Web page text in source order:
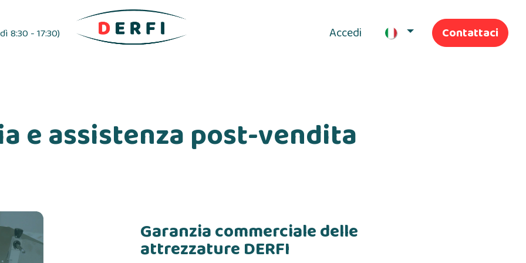
8:30 - 17:30) Accedi Contattaci
e assistenza post-vendita
Garanzia commerciale delle
attrezzature DERFI